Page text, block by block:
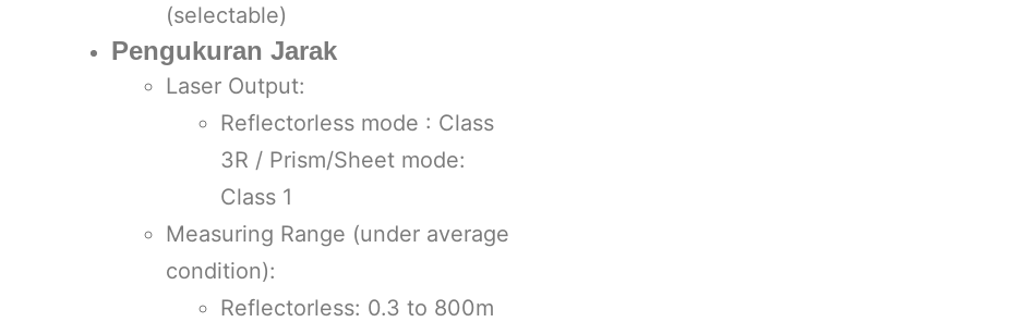
(selectable)
Pengukuran Jarak
Laser Output:
Reflectorless mode : Class
3R / Prism/Sheet mode:
Class 1
Measuring Range (under average
condition):
Reflectorless: 0.3 to 800m